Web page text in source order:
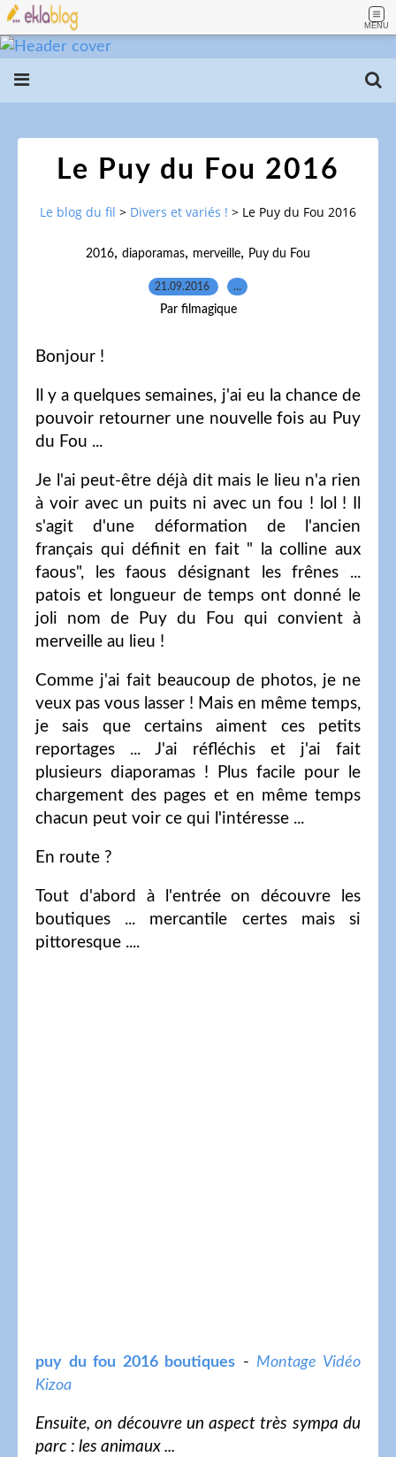
MENU
Le Puy du Fou 2016
Le blog du fil > Divers et variés ! > Le Puy du Fou 2016
2016, diaporamas, merveille, Puy du Fou
21.09.2016 …
Par filmagique
Bonjour !
Il y a quelques semaines, j'ai eu la chance de
pouvoir retourner une nouvelle fois au Puy
du Fou ...
Je l'ai peut-être déjà dit mais le lieu n'a rien
à voir avec un puits ni avec un fou ! lol ! Il
s'agit d'une déformation de l'ancien
français qui définit en fait " la colline aux
faous", les faous désignant les frênes ...
patois et longueur de temps ont donné le
joli nom de Puy du Fou qui convient à
merveille au lieu !
Comme j'ai fait beaucoup de photos, je ne
veux pas vous lasser ! Mais en même temps,
je sais que certains aiment ces petits
reportages ... J'ai réfléchis et j'ai fait
plusieurs diaporamas ! Plus facile pour le
chargement des pages et en même temps
chacun peut voir ce qui l'intéresse ...
En route ?
Tout d'abord à l'entrée on découvre les
boutiques ... mercantile certes mais si
pittoresque ....
puy du fou 2016 boutiques - Montage Vidéo
Kizoa
Ensuite, on découvre un aspect très sympa du
parc : les animaux ...